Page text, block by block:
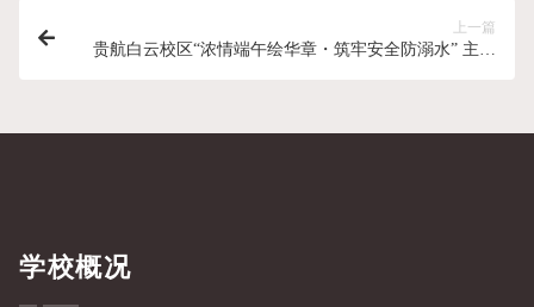
上一篇
贵航白云校区“浓情端午绘华章・筑牢安全防溺水” 主题
学校概况